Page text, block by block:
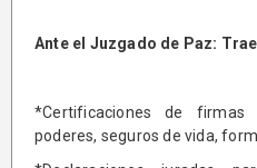
Ante el Juzgado de Paz:
*Certificaciones de firmas
poderes, seguros de vida,